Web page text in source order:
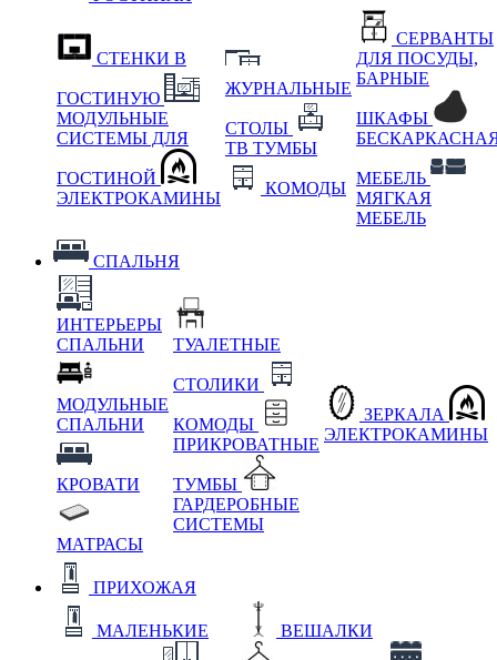
СТЕНКИ В
ГОСТИНУЮ
МОДУЛЬНЫЕ
СИСТЕМЫ ДЛЯ
ГОСТИНОЙ
ЭЛЕКТРОКАМИНЫ
ЖУРНАЛЬНЫЕ
СТОЛЫ
ТВ ТУМБЫ
КОМОДЫ
СЕРВАНТЫ
ДЛЯ ПОСУДЫ,
БАРНЫЕ
ШКАФЫ
МЕБЕЛЬ
МЯГКАЯ
МЕБЕЛЬ
СПАЛЬНЯ
ИНТЕРЬЕРЫ
СПАЛЬНИ
МОДУЛЬНЫЕ
СПАЛЬНИ
КРОВАТИ
МАТРАСЫ
ТУАЛЕТНЫЕ
СТОЛИКИ
КОМОДЫ
ПРИКРОВАТНЫЕ
ТУМБЫ
ГАРДЕРОБНЫЕ
СИСТЕМЫ
ЗЕРКАЛА
ЭЛЕКТРОКАМИНЫ
ПРИХОЖАЯ
МАЛЕНЬКИЕ ВЕШАЛКИ